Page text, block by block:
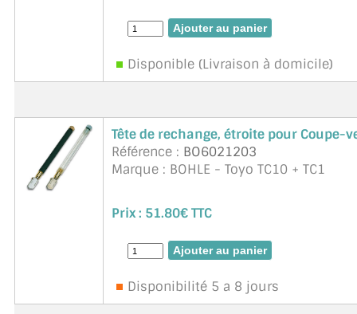
Disponible (Livraison à domicile)
Tête de rechange, étroite pour Coupe-
Référence : BO6021203
Marque : BOHLE - Toyo TC10 + TC1
Prix : 51.80€ TTC
Disponibilité 5 a 8 jours